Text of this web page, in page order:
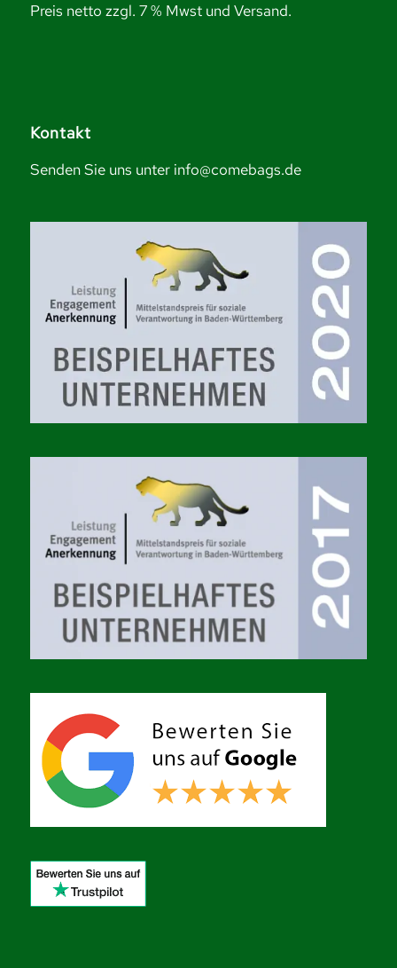
Preis netto zzgl. 7 % Mwst und Versand.
Kontakt
Senden Sie uns unter info@comebags.de